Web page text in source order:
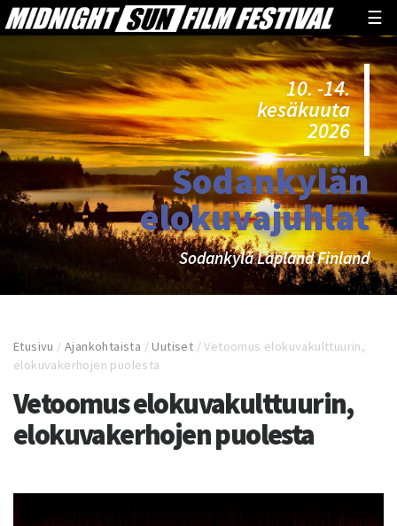
☰
10. -14.
kesäkuuta
2026
Sodankylän
elokuvajuhlat
Sodankylä Lapland Finland
Etusivu /Ajankohtaista /Uutiset /Vetoomus elokuvakulttuurin,
elokuvakerhojen puolesta
Vetoomus elokuvakulttuurin,
elokuvakerhojen puolesta